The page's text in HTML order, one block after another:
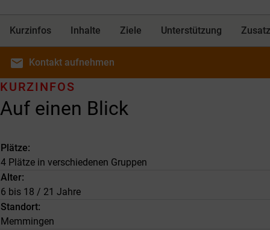
Kurzinfos Inhalte Ziele Unterstützung
email Kontakt aufnehmen
Auf einen Blick
KURZINFOS
Plätze
4 Plätze in verschiedenen Gruppen
Alter
6 bis 18 / 21 Jahre
Standort
Memmingen